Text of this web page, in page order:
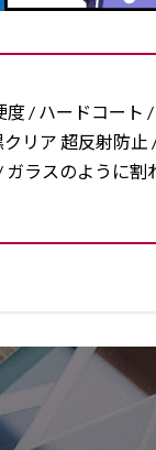
/ ハードコート
リア 超反射防止
ラスのように割